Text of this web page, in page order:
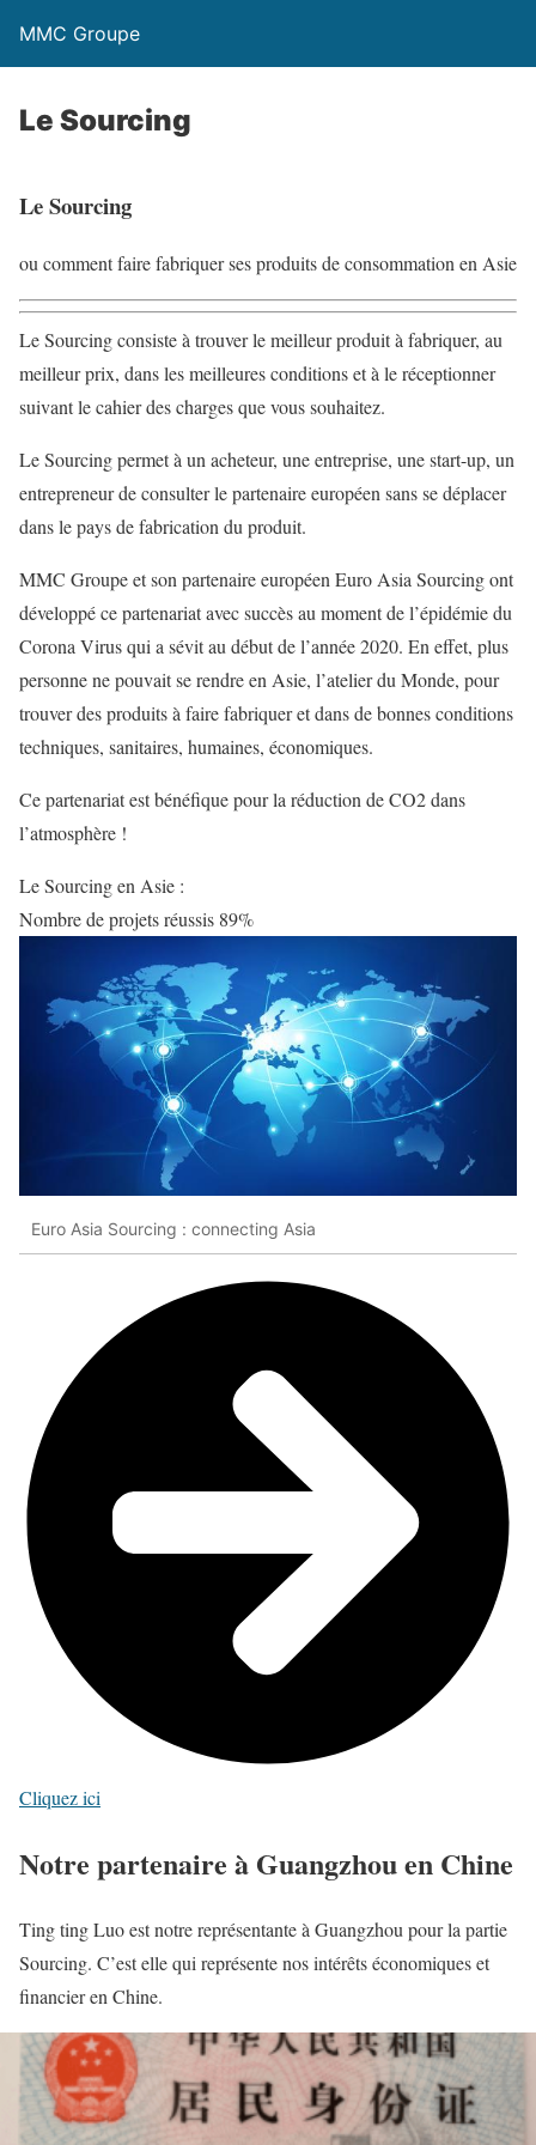
MMC Groupe
Le Sourcing
Le Sourcing
ou comment faire fabriquer ses produits de consommation en Asie
Le Sourcing consiste à trouver le meilleur produit à fabriquer, au
meilleur prix, dans les meilleures conditions et à le réceptionner
suivant le cahier des charges que vous souhaitez.
Le Sourcing permet à un acheteur, une entreprise, une start-up, un
entrepreneur de consulter le partenaire européen sans se déplacer
dans le pays de fabrication du produit.
MMC Groupe et son partenaire européen Euro Asia Sourcing ont
développé ce partenariat avec succès au moment de l’épidémie du
Corona Virus qui a sévit au début de l’année 2020. En effet, plus
personne ne pouvait se rendre en Asie, l’atelier du Monde, pour
trouver des produits à faire fabriquer et dans de bonnes conditions
techniques, sanitaires, humaines, économiques.
Ce partenariat est bénéfique pour la réduction de CO2 dans
l’atmosphère !
Le Sourcing en Asie :
Nombre de projets réussis 89%
Euro Asia Sourcing : connecting Asia
Cliquez ici
Notre partenaire à Guangzhou en Chine
Ting ting Luo est notre représentante à Guangzhou pour la partie
Sourcing. C’est elle qui représente nos intérêts économiques et
financier en Chine.